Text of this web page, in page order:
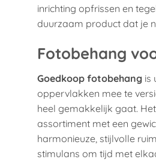
inrichting opfrissen en
duurzaam product dat je
Fotobehang
Goedkoop fotobehang is
oppervlakken mee te
heel gemakkelijk gaat.
assortiment met een
harmonieuze, stijlvolle
stimulans om tijd met